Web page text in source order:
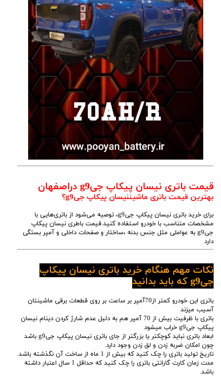
قیمت باتری نیسان پیکاپ جیg9 دراصفهان
بهترین قیمت باتری ماشیننیسان پیکاپ جیg9؟
برای خرید باتری نیسان پیکاپ جیg9، توصیه می‌شود از باتری‌هایی با
مشخصات متناسب با خودرو استفاده کنید.قیمت باطری نیسان پیکاپ
جیg9 به عواملی مثل جنس بدنه ،ساختار و صفحات داخلی و آمپر بستگی
دارد
نکات مهم هنگام خرید باتری نیسان پیکاپ
جیg9 که باید بدانید
باتری این خودرو کمتر از70آمپر بر ساعت بر روی قطعات برقی ماشینتان
آسیب میزند
باتری با ظرفیت بیش از 70 آمپر هم به دلیل عدم شارژ کردن دینام نیسان
پیکاپ جیg9 خراب میشود
ابعاد باتری نباید کوچکتر یا بزرگتر از جای باتری نیسان پیکاپ جیg9 باشد
چون امکان ضربه زدن و لق زدن وجود دارد.
تاریخ تولید باتری را چک کنید که بیش از 1 ماه از ساخت آن نگذشته باشد.
مدت زمان کارت گارانتی باتری را چک کنید که حداقل 1 سال اعتبار داشته
باشد.